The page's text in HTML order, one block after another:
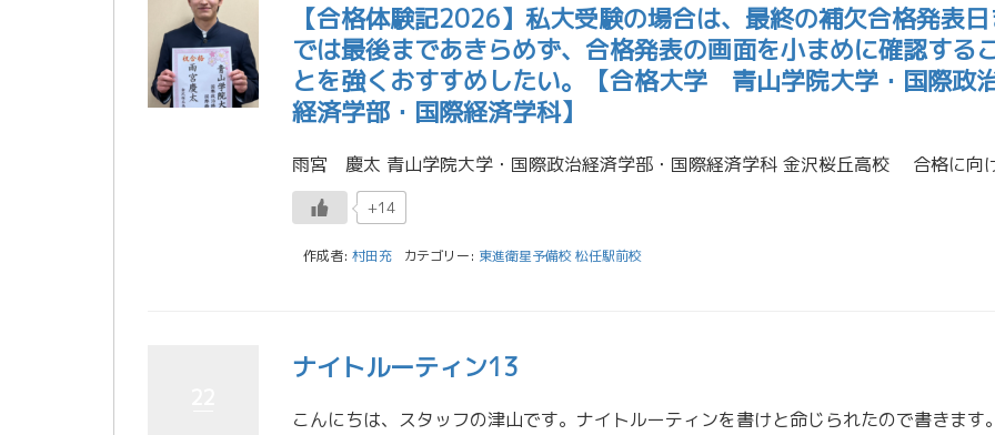
【合格体験記2026】私大受験の場合は、最終の補欠合格発表日
では最後まであきらめず、合格発表の画面を小まめに確認する
とを強くおすすめしたい。【合格大学 青山学院大学・国際政
経済学部・国際経済学科】
+14
作成者: 村田充 カテゴリー: 東進衛星予備校 松任駅前校
ナイトルーティン13